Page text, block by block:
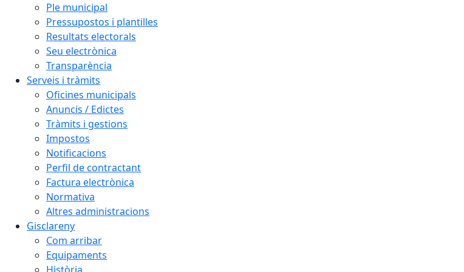
Ple municipal
Pressupostos i plantilles
Resultats electorals
Seu electrònica
Transparència
Serveis i tràmits
Oficines municipals
Anuncis / Edictes
Tràmits i gestions
Impostos
Notificacions
Perfil de contractant
Factura electrònica
Normativa
Altres administracions
Gisclareny
Com arribar
Equipaments